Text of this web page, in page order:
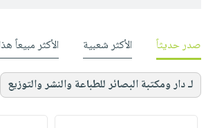
صدر حديثاً الأكثر شعبية الأكثر مبيعاً
لـ دار ومكتبة البصائر للطباعة والنشر والتوزيع